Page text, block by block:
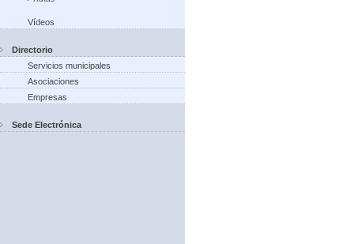
Vídeos
Directorio
Servicios municipales
Asociaciones
Empresas
Sede Electrónica